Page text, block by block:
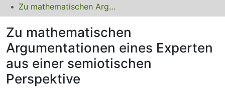
Statistiken
FAQ
Leitlinien
Zurück zur Startseite
Zu mathematischen Argumentationen eines Experten aus einer semiotischen Perspektive
Zu mathematischen
Argumentationen eines Experten
aus einer semiotischen
Perspektive